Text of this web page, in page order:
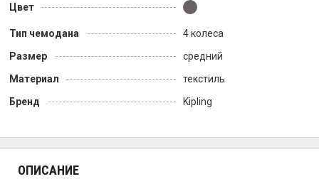
Цвет
Тип чемодана
4 колеса
Размер
средний
Материал
текстиль
Бренд
Kipling
ОПИСАНИЕ